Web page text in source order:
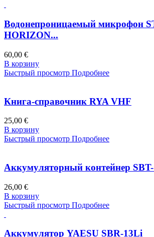
Водонепроницаемый микрофон
HORIZON...
60,00 €
В корзину
Быстрый просмотр Подробнее
Книга-справочник RYA VHF
25,00 €
В корзину
Быстрый просмотр Подробнее
Аккумуляторный контейнер
26,00 €
В корзину
Быстрый просмотр Подробнее
Аккумулятор YAESU SBR-13Li